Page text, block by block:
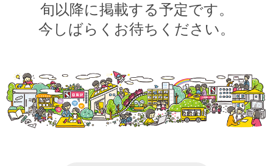
旬以降に掲載する予定です。
今しばらくお待ちください。